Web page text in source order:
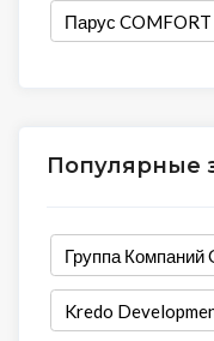
Парус COMFORT
Популярные
Группа Компаний
Kredo